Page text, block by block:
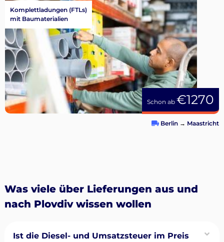
Schon ab €1270
Komplettladungen (FTLs)
mit Baumaterialien
Berlin → Maastricht
Was viele über Lieferungen aus und
nach Plovdiv wissen wollen
Ist die Diesel- und Umsatzsteuer im Preis